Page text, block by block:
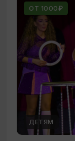
ОТ 1000₽
ДЕТЯМ